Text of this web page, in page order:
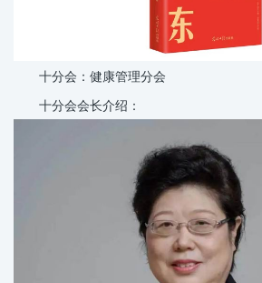
十分会：健康管理分会
十分会会长介绍：